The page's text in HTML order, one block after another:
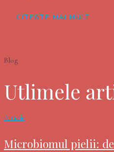
CITESTE MAI MULT
Blog
Utlimele
Articole
Microbiomul pielii: